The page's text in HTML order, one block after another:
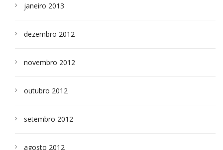
janeiro 2013
dezembro 2012
novembro 2012
outubro 2012
setembro 2012
agosto 2012